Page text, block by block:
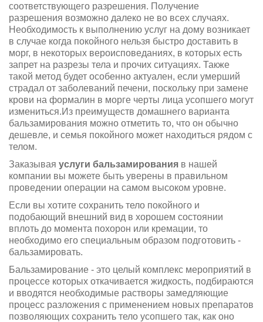
соответствующего разрешения. Получение
разрешения возможно далеко не во всех случаях.
Необходимость к выполнению услуг на дому возникает
в случае когда покойного нельзя быстро доставить в
морг, в некоторых вероисповеданиях, в которых есть
запрет на разрезы тела и прочих ситуациях. Также
такой метод будет особенно актуален, если умерший
страдал от заболеваний печени, поскольку при замене
крови на формалин в морге черты лица усопшего могут
измениться.Из преимуществ домашнего варианта
бальзамирования можно отметить то, что он обычно
дешевле, и семья покойного может находиться рядом с
телом.
Заказывая услуги бальзамирования в нашей
компании вы можете быть уверены в правильном
проведении операции на самом высоком уровне.
Если вы хотите сохранить тело покойного и
подобающий внешний вид в хорошем состоянии
вплоть до момента похорон или кремации, то
необходимо его специальным образом подготовить -
бальзамировать.
Бальзамирование - это целый комплекс мероприятий в
процессе которых откачивается жидкость, подбираются
и вводятся необходимые растворы замедляющие
процесс разложения с применением новых препаратов
позволяющих сохранить тело усопшего так, как оно